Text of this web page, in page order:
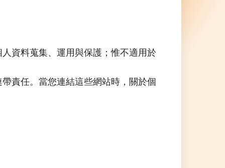
資料蒐集、運用與保護；惟不適用於
責任。當您連結這些網站時，關於個